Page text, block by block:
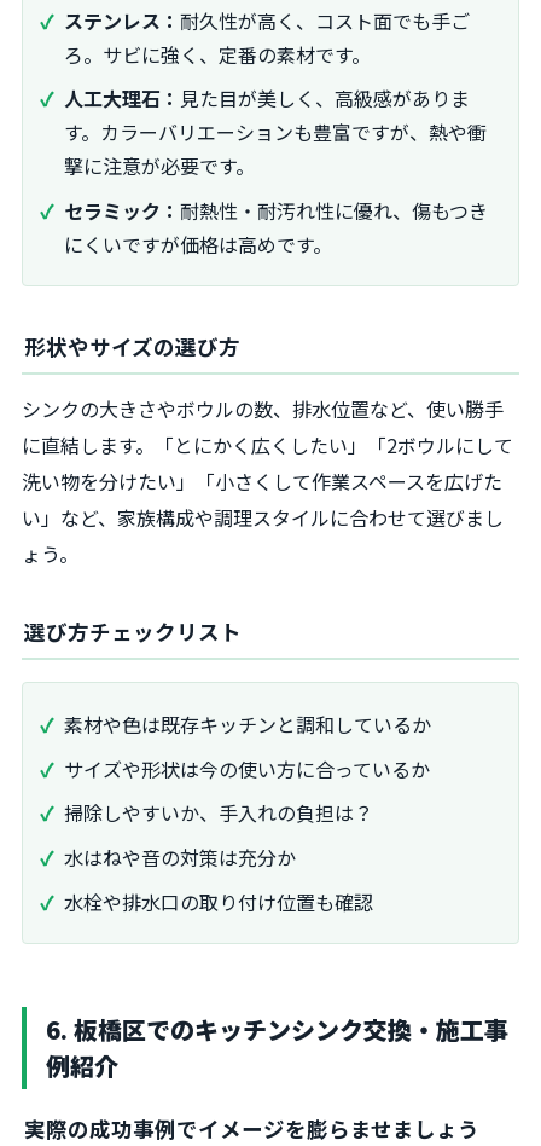
ステンレス： 耐久性が高く、コスト面でも手ご
ろ。サビに強く、定番の素材です。
人工大理石： 見た目が美しく、高級感がありま
す。カラーバリエーションも豊富ですが、熱や衝
撃に注意が必要です。
セラミック： 耐熱性・耐汚れ性に優れ、傷もつき
にくいですが価格は高めです。
形状やサイズの選び方
シンクの大きさやボウルの数、排水位置など、使い勝手
に直結します。「とにかく広くしたい」「2ボウルにして
洗い物を分けたい」「小さくして作業スペースを広げた
い」など、家族構成や調理スタイルに合わせて選びまし
ょう。
選び方チェックリスト
素材や色は既存キッチンと調和しているか
サイズや形状は今の使い方に合っているか
掃除しやすいか、手入れの負担は？
水はねや音の対策は充分か
水栓や排水口の取り付け位置も確認
6. 板橋区でのキッチンシンク交換・施工事
例紹介
実際の成功事例でイメージを膨らませましょう